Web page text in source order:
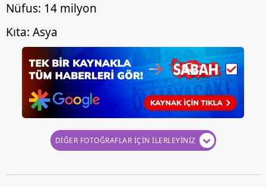
Nüfus: 14 milyon
Kıta: Asya
DİĞER FOTOĞRAFLAR İÇİN İLERLEYİNİZ